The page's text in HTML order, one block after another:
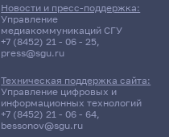
Новости и пресс-поддержка:
Управление
медиакоммуникаций СГУ
+7 (8452) 21 - 06 - 25,
press@sgu.ru
Техническая поддержка сайта:
Управление цифровых и
информационных технологий
+7 (8452) 21 - 06 - 64,
bessonov@sgu.ru